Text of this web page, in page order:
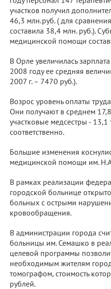
участков получил
46,3 млн.руб. ( для
составила 38,4 млн. руб.).
медицинской помощи
В Орле увеличилась
2008 году ее средняя
2007 г. – 7470 руб.).
Возрос уровень оплаты
Они получают в среднем
участковые медсестры - 13,1
соответственно.
Большие изменения
медицинской помощи им.
В рамках реализации
городской больнице
больных с острыми
кровообращения.
В администрации города
больницы им. Семашко в
целевой программы
необходимым жителям
томографом, стоимость
рублей.